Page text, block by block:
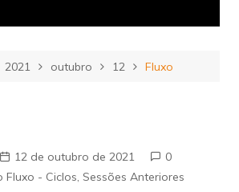
2021 outubro 12 Fluxo
12 de outubro de 2021
0
Fluxo - Ciclos Sessões Anteriores